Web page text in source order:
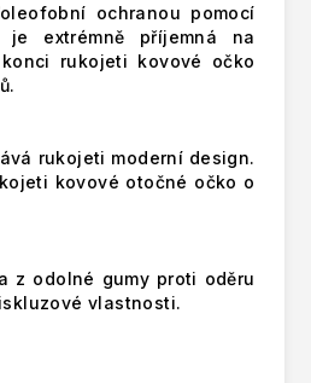
ochranou pomocí
je extrémně příjemná na
rukojeti kovové očko
rukojeti moderní design.
kovové otočné očko o
z odolné gumy proti oděru
vlastnosti.